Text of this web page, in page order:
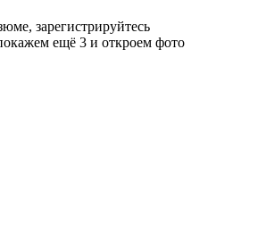
зарегистрируйтесь
ещё 3 и откроем фото